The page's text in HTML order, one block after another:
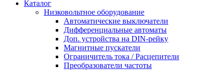
Каталог
Низковольтное оборудование
Автоматические выключатели
Дифференциальные автоматы
Доп. устройства на DIN-рейку
Магнитные пускатели
Ограничитель тока / Расцепители
Преобразователи частоты